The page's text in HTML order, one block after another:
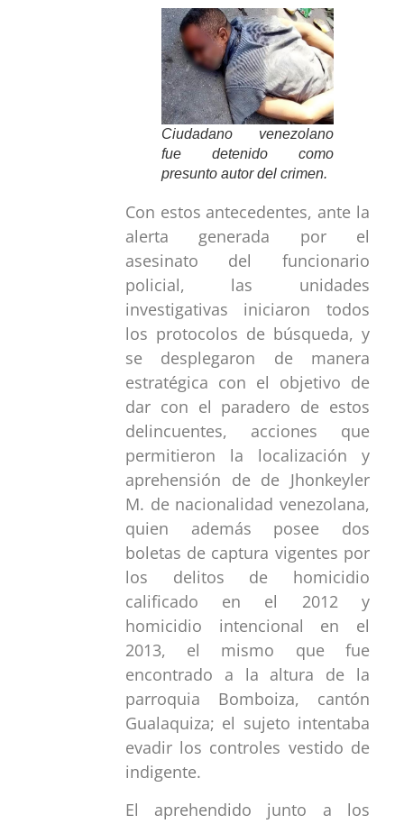
Ciudadano venezolano
fue detenido como
presunto autor del crimen.
Con estos antecedentes, ante la
alerta generada por el
asesinato del funcionario
policial, las unidades
investigativas iniciaron todos
los protocolos de búsqueda, y
se desplegaron de manera
estratégica con el objetivo de
dar con el paradero de estos
delincuentes, acciones que
permitieron la localización y
aprehensión de de Jhonkeyler
M. de nacionalidad venezolana,
quien además posee dos
boletas de captura vigentes por
los delitos de homicidio
calificado en el 2012 y
homicidio intencional en el
2013, el mismo que fue
encontrado a la altura de la
parroquia Bomboiza, cantón
Gualaquiza; el sujeto intentaba
evadir los controles vestido de
indigente.
El aprehendido junto a los